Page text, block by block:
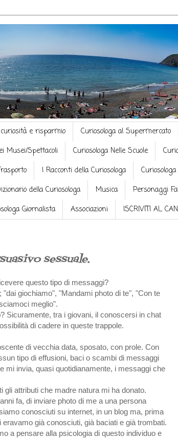
e risparmio Curiosologa al Supermercato
Musei/Spettacoli Curiosologa Nelle Scuole
I Racconti della Curiosologa
della Curiosologa Musica Personaggi
Giornalista Associazioni ISCRIVITI AL
sessuale.
questo tipo di messaggi?
"dai giochiamo", "Mandami photo di te", "Con te
meglio".
Sicuramente, tra i giovani, il conoscersi in chat
di cadere in queste trappole.
di vecchia data, sposato, con prole. Con
tipo di effusioni, baci o scambi di messaggi
mi invia, quasi quotidianamente, i messaggi che
gli attributi che madre natura mi ha donato.
fa, di inviare photo di me a una persona
conosciuti su internet, in un blog ma, prima
già conosciuti, già baciati e già trombati.
a pensare alla psicologia di questo individuo e